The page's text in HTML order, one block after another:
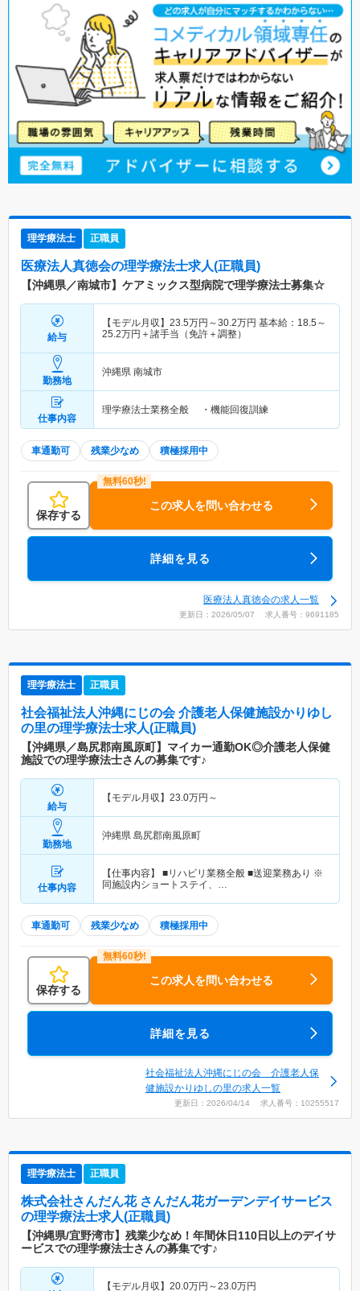
理学療法士 正職員
医療法人真徳会の理学療法士求人(正職員)
【沖縄県／南城市】ケアミックス型病院で理学療法士募集☆
給与
【モデル月収】 23.5万円～30.2万円 基本給：18.5～
25.2万円＋諸手当（免許＋調整）
勤務地
沖縄県 南城市
仕事内容
理学療法士業務全般 ・機能回復訓練
車通勤可 残業少なめ 積極採用中
保存する
この求人を問い合わせる
詳細を見る
医療法人真徳会の求人一覧
更新日：2026/05/07 求人番号：9691185
理学療法士 正職員
社会福祉法人沖縄にじの会 介護老人保健施設かりゆし
の里の理学療法士求人(正職員)
【沖縄県／島尻郡南風原町】マイカー通勤OK◎介護老人保健
施設での理学療法士さんの募集です♪
給与
【モデル月収】 23.0万円～
勤務地
沖縄県 島尻郡南風原町
仕事内容
【仕事内容】 ■リハビリ業務全般 ■送迎業務あり ※
同施設内ショートステイ、…
車通勤可 残業少なめ 積極採用中
保存する
この求人を問い合わせる
詳細を見る
社会福祉法人沖縄にじの会 介護老人保
健施設かりゆしの里の求人一覧
更新日：2026/04/14 求人番号：10255517
理学療法士 正職員
株式会社さんだん花 さんだん花ガーデンデイサービス
の理学療法士求人(正職員)
【沖縄県/宜野湾市】残業少なめ！年間休日110日以上のデイサ
ービスでの理学療法士さんの募集です♪
【モデル月収】 20.0万円～23.0万円